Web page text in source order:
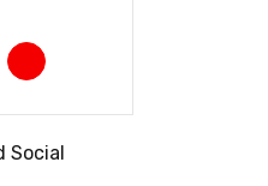
Social